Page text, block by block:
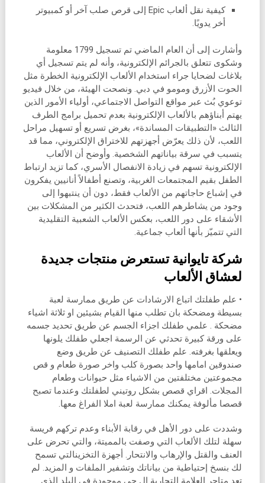
كيفية نقل ألعاب Epic إلى قرص صلب آخر أو كمبيوتر
أخر يدويًا.
وأشارت إلى أن العام الماضي تم تسجيل 1799 معلومة
وشكوى تتعلق بالجرائم الإلكترونية، وأنه لم يتم تسجيل أي
بلاغات لضحايا جراء استخدام الألعاب الإلكترونية الخطرة مثل
الحوت الأزرق ومومو في دبي. ونصحت الهيئة، من خلال فيديو
توعوي بُث عبر مواقع التواصل الاجتماعي، أولياء الأمور الذين
يهتم أبناؤهم بالألعاب الإلكترونية بعدم تحميل برامج الطرف
الثالث «التطبيقات المساندة»، بغرض تسريع أو تسهيل مراحل
اللعب، لأن ذلك يعرّض أجهزتهم للاختراق الإلكتروني، مما قد
يتسبب في سرقة بياناتهم الشخصية. وأوضح أن الألعاب
الإلكترونية تسهم في زيادة الانفصال الأسري، كما تزيد ارتباط
الطفل بقيم المجتمعات الغربية، وتصنع أطفالاً أنانيين يفكرون
في إشباع حاجاتهم من الألعاب فقط، دون أن ينتبهوا إلى
وجود من يشاطرهم اللعب، فتحدث الكثير من المشكلات بين
الأشقاء على دور اللعب، بعكس الألعاب الشعبية التقليدية
التي تتميّز بأنها ألعاب جماعية.
شركة تايوانية تستعرض منتجات جديدة
لعشاق الألعاب
• علم طفلتك اتباع الارشادات عن طريق ممارسة لعبة
بسيطة ومضحكة بان تطلب منها القيام بشيئين او ثلاثة اشياء
مضحكة . علمي طفلك اجزاء الجسم عن طريق تحديد جسمه
على ورقة كبيرة تحدثي عن الرسمة اجعلي طفلك يلونها
ويعلقها بغرفته. علم طفلك التصنيف عن طريق وضع
صندوقين امامها واحد بصورة كلب واخر صورة طعام و قص
مجموعتين مختلفتين من الاشياء مثل حيوانات وطعام
المجلات. اقراي قصص بشكل روتيني لطفلتك وعندما تصبح
قصصا مألوفة يمكنك ممارسة لعبة املا الفراغ معها.
وشددت على دور الأهل في رقابة الأبناء وعدم تركهم فريسة
سهلة لتلك الألعاب التي وصفت بالمميتة، والتي تحرض على
العنف والقتل والإرهاب والانتحار. أجهزة التخزينالتي تسمح
لك بنسخ إحتياطية من بياناتك وتشفير الملفات و المزيد. لم
تعد متاجر العلامة التجارية إل جي موجودة في البلد الذي